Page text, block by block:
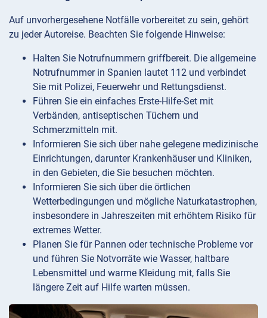
Auf unvorhergesehene Notfälle vorbereitet zu sein, gehört
zu jeder Autoreise. Beachten Sie folgende Hinweise:
Halten Sie Notrufnummern griffbereit. Die allgemeine
Notrufnummer in Spanien lautet 112 und verbindet
Sie mit Polizei, Feuerwehr und Rettungsdienst.
Führen Sie ein einfaches Erste-Hilfe-Set mit
Verbänden, antiseptischen Tüchern und
Schmerzmitteln mit.
Informieren Sie sich über nahe gelegene medizinische
Einrichtungen, darunter Krankenhäuser und Kliniken,
in den Gebieten, die Sie besuchen möchten.
Informieren Sie sich über die örtlichen
Wetterbedingungen und mögliche Naturkatastrophen,
insbesondere in Jahreszeiten mit erhöhtem Risiko für
extremes Wetter.
Planen Sie für Pannen oder technische Probleme vor
und führen Sie Notvorräte wie Wasser, haltbare
Lebensmittel und warme Kleidung mit, falls Sie
längere Zeit auf Hilfe warten müssen.